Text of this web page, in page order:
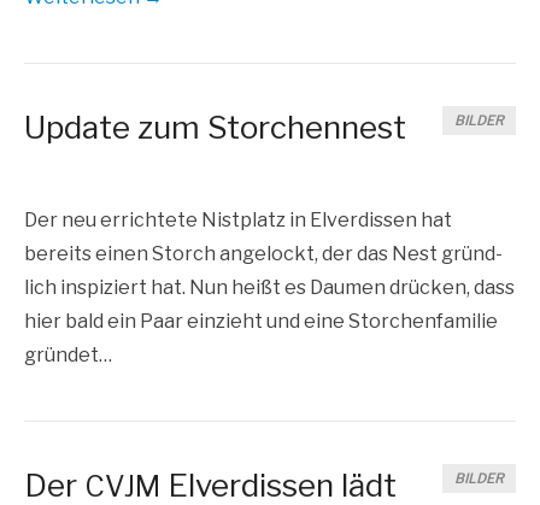
Update zum Storchennest BILDER
Der neu errich­te­te Nist­platz in Elver­dis­sen hat
bereits einen Storch ange­lockt, der das Nest gründ­
lich inspi­ziert hat. Nun heißt es Dau­men drü­cken, dass
hier bald ein Paar ein­zieht und eine Stor­chen­fa­mi­lie
gründet…
Der CVJM Elverdissen lädt
BILDER